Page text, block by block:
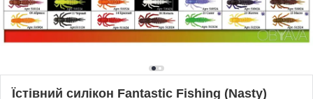
Їстівний силікон Fantastic Fishing (Nasty)